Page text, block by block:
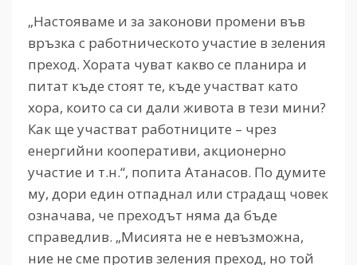
„Настояваме и за законови промени във
връзка с работническото участие в зеления
преход. Хората чуват какво се планира и
питат къде стоят те, къде участват като
хора, които са си дали живота в тези мини?
Как ще участват работниците – чрез
енергийни кооперативи, акционерно
участие и т.н.“, попита Атанасов. По думите
му, дори един отпаднал или страдащ човек
означава, че преходът няма да бъде
справедлив. „Мисията не е невъзможна,
ние не сме против зеления преход, но той